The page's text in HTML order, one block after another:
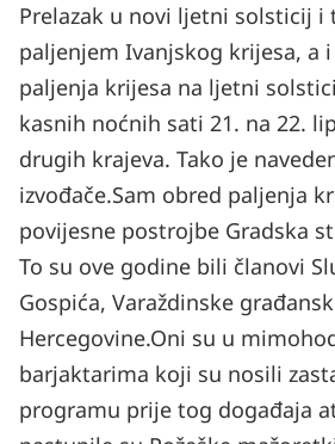
Prelazak u novi ljetni solsticij i
paljenjem Ivanjskog krijesa, a
paljenja krijesa na ljetni
kasnih noćnih sati 21. na 22.
drugih krajeva. Tako je
izvođače.Sam obred paljenja
povijesne postrojbe Gradska
To su ove godine bili članovi
Gospića, Varaždinske
Hercegovine.Oni su u
barjaktarima koji su nosili
programu prije tog događaja